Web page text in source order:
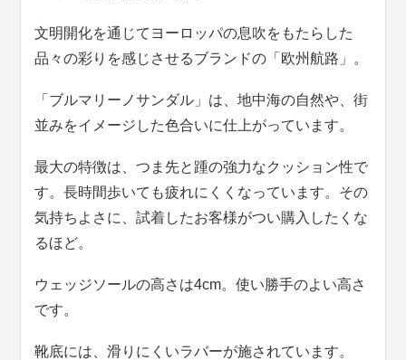
文明開化を通じてヨーロッパの息吹をもたらした
品々の彩りを感じさせるブランドの「欧州航路」。
「ブルマリーノサンダル」は、地中海の自然や、街
並みをイメージした色合いに仕上がっています。
最大の特徴は、つま先と踵の強力なクッション性で
す。長時間歩いても疲れにくくなっています。その
気持ちよさに、試着したお客様がつい購入したくな
るほど。
ウェッジソールの高さは4cm。使い勝手のよい高さ
です。
靴底には、滑りにくいラバーが施されています。